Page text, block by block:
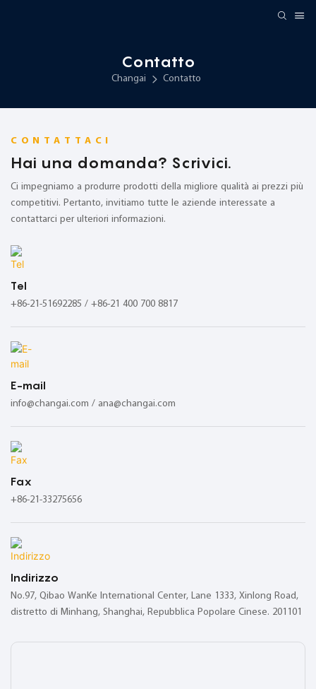
Contatto
Changai Contatto
CONTATTACI
Hai una domanda? Scrivici.
Ci impegniamo a produrre prodotti della migliore qualità ai prezzi più
competitivi. Pertanto, invitiamo tutte le aziende interessate a
contattarci per ulteriori informazioni.
Tel
+86-21-51692285 / +86-21 400 700 8817
E-mail
info@changai.com / ana@changai.com
Fax
+86-21-33275656
Indirizzo
No.97, Qibao WanKe International Center, Lane 1333, Xinlong Road,
distretto di Minhang, Shanghai, Repubblica Popolare Cinese. 201101